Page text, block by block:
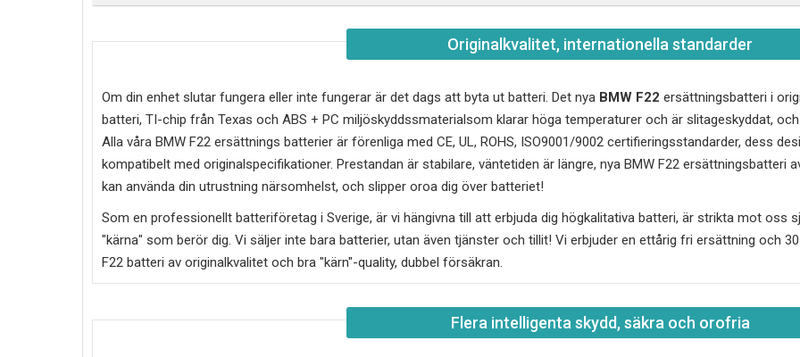
Originalkvalitet, internationella standarder
Om din enhet slutar fungera eller inte fungerar är det dags att byta ut batteri. Det nya BMW F22 ersättningsbatteri i
batteri, TI-chip från Texas och ABS + PC miljöskyddssmaterialsom klarar höga temperaturer och är slitageskyddat,
Alla våra BMW F22 ersättnings batterier är förenliga med CE, UL, ROHS, ISO9001/9002 certifieringsstandarder, dess
kompatibelt med originalspecifikationer. Prestandan är stabilare, väntetiden är längre, nya BMW F22 ersättningsbatteri
kan använda din utrustning närsomhelst, och slipper oroa dig över batteriet!
Som en professionellt batteriföretag i Sverige, är vi hängivna till att erbjuda dig högkalitativa batteri, är strikta mot oss
"kärna" som berör dig. Vi säljer inte bara batterier, utan även tjänster och tillit! Vi erbjuder en ettårig fri ersättning och
F22 batteri av originalkvalitet och bra "kärn"-quality, dubbel försäkran.
Flera intelligenta skydd, säkra och orofria